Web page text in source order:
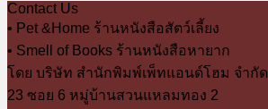
185.00 ฿.
Contact Us
• Pet &Home ร้านหนังสือสัตว์เลี้ยง
• Smell of Books ร้านหนังสือหายาก
โดย บริษัท สำนักพิมพ์เพ็ทแอนด์โฮม จำกัด
23 ซอย 6 หมู่บ้านสวนแหลมทอง 2